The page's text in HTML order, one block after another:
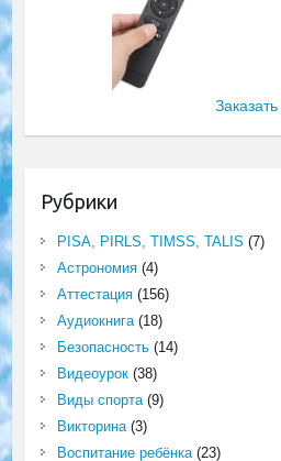
Заказать
Рубрики
PISA, PIRLS, TIMSS, TALIS (7)
Астрономия(4)
Аттестация(156)
Аудиокнига(18)
Безопасность(14)
Видеоурок(38)
Виды спорта(9)
Викторина(3)
Воспитание ребёнка(23)